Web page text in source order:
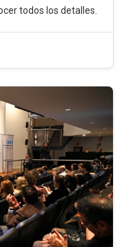
todos los detalles.